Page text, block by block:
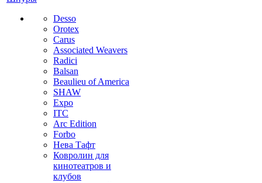
Desso
Orotex
Carus
Associated Weavers
Radici
Balsan
Beaulieu of America
SHAW
Expo
ITC
Arc Edition
Forbo
Нева Тафт
Ковролин для
кинотеатров и
клубов